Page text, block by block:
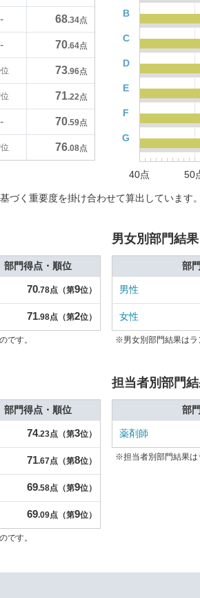
- 68.34点
- 70.64点
位 73.96点
位 71.22点
- 70.59点
位 76.08点
B
C
D
E
F
G
40点 50
く重要度を掛け合わせて算出しています。
部門得点・順位
70.78点（第9位）
71.98点（第2位）
です。
男女別部門結果
部
男性
女性
※男女別部門結果はラ
部門得点・順位
74.23点（第3位）
71.67点（第8位）
69.58点（第9位）
69.09点（第9位）
です。
担当者別部門
部
薬剤師
※担当者別部門結果は